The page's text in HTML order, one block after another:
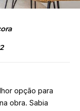
opção para
obra. Sabia